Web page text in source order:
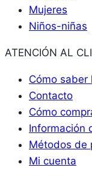
Mujeres
Niños-niñas
ATENCIÓN AL
Cómo
Contacto
Cómo
Información
Métodos de
Mi cuenta